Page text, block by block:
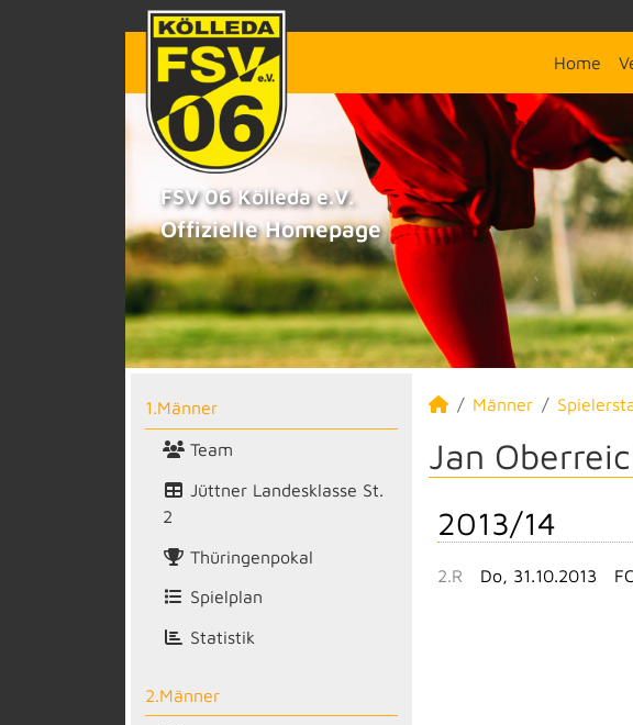
Home
FSV 06 Kölleda e.V.
Offizielle Homepage
1.Männer
Team
Jüttner Landesklasse St.
2
Thüringenpokal
Spielplan
Statistik
2.Männer
Männer
Jan
2013/14
2.R Do, 31.10.2013